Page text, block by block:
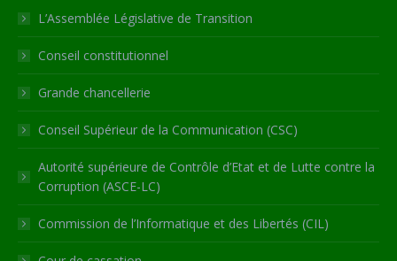
in
new
window
in
new
window
in
new
window
in
new
window
opens
in
new
L’Assemblée Législative de Transition
Conseil constitutionnel
Grande chancellerie
Conseil Supérieur de la Communication (CSC)
Autorité supérieure de Contrôle d’Etat et de Lutte contre la
Corruption (ASCE-LC)
Commission de l’Informatique et des Libertés (CIL)